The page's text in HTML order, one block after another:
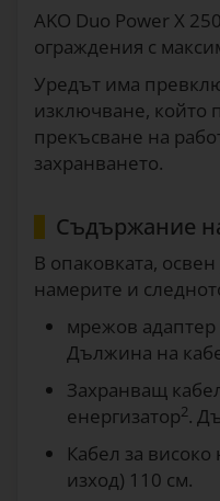
AKO Duo Power X
ограждения с
Уредът има
изключване, който
прекъсване на
захранването.
Съдържание
В опаковката,
намерите и
мрежов адаптер
Дължина на
Захранващ
енергизатор2.
Кабел за
изход) 110 см.